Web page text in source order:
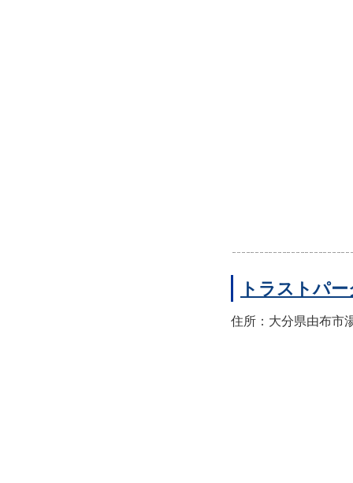
トラストパ
住所：大分県由布市